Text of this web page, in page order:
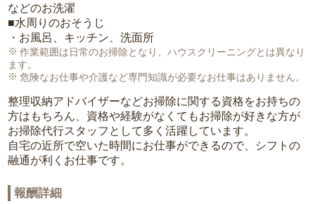
などのお洗濯
■水周りのおそうじ
・お風呂、キッチン、洗面所
作業範囲は日常のお掃除となり、ハウスクリーニングとは異なり
ます。
危険なお仕事や介護など専門知識が必要なお仕事はありません。
整理収納アドバイザーなどお掃除に関する資格をお持ちの
方はもちろん、資格や経験がなくてもお掃除が好きな方が
お掃除代行スタッフとして多く活躍しています。
自宅の近所で空いた時間にお仕事ができるので、シフトの
融通が利くお仕事です。
報酬詳細